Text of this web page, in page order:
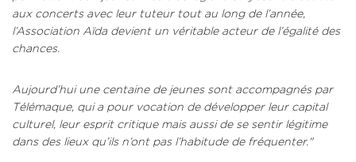
aux concerts avec leur tuteur tout au long de l’année,
l’Association Aïda devient un véritable acteur de l’égalité des
chances.
Aujourd’hui une centaine de jeunes sont accompagnés par
Télémaque, qui a pour vocation de développer leur capital
culturel, leur esprit critique mais aussi de se sentir légitime
dans des lieux qu’ils n’ont pas l’habitude de fréquenter."